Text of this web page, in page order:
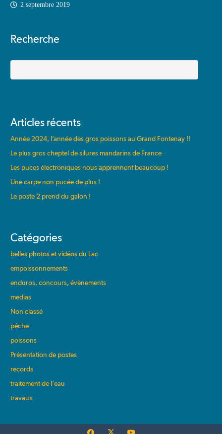
2 septembre 2019
Recherche
Rechercher
Articles récents
Année 2024, l’année des gros poissons au Grand Fontenay !!
Le plus gros cheptel de silures mandarins de France
Les puces électroniques nous apprennent beaucoup !
Une carpe non pucée de plus !
Le poste 2 prend du galon !
Catégories
belles photos et vidéos du Lac
empoissonnements
enduros, concours, évènements
medias
Non classé
pêche
poissons
Présentation de postes
records
traitement de l'eau
travaux